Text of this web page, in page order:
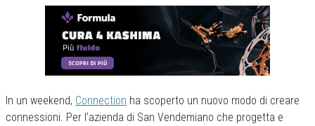
In un weekend, Connection ha scoperto un nuovo modo di creare
connessioni. Per l’azienda di San Vendemiano che progetta e